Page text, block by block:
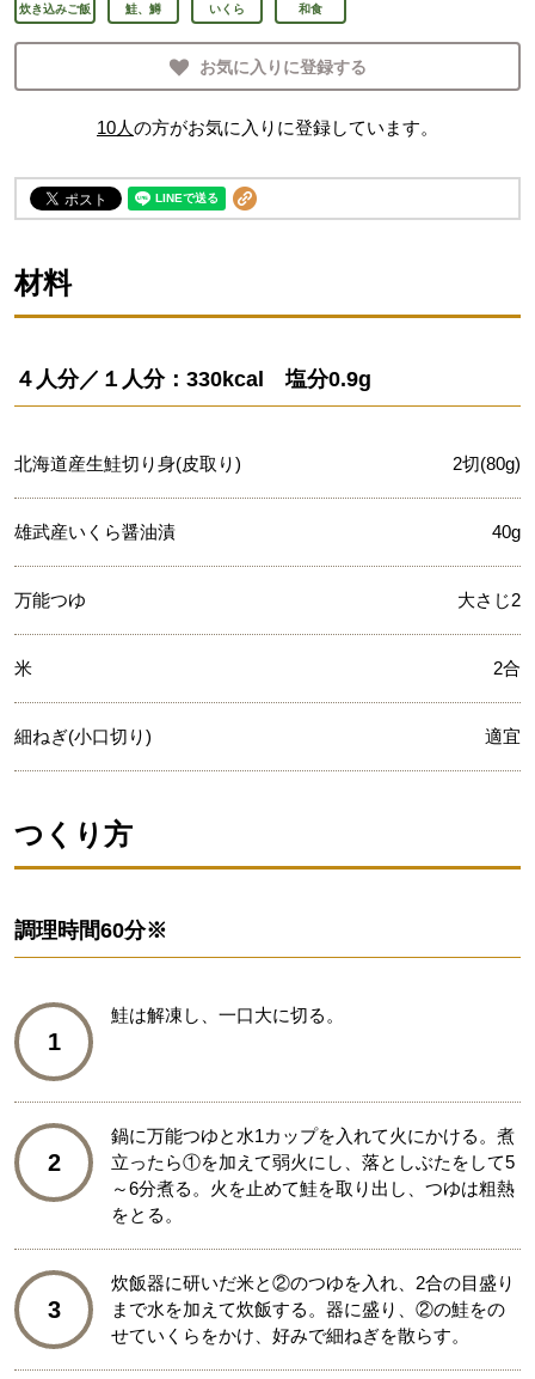
炊き込みご飯 鮭、鱒 いくら 和食
お気に入りに登録する
10人の方がお気に入りに登録しています。
材料
４人分／１人分：330kcal 塩分0.9g
北海道産生鮭切り身(皮取り) 2切(80g)
雄武産いくら醤油漬 40g
万能つゆ 大さじ2
米 2合
細ねぎ(小口切り) 適宜
つくり方
調理時間60分※
1
鮭は解凍し、一口大に切る。
2
鍋に万能つゆと水1カップを入れて火にかける。煮
立ったら①を加えて弱火にし、落としぶたをして5
～6分煮る。火を止めて鮭を取り出し、つゆは粗熱
をとる。
3
炊飯器に研いだ米と②のつゆを入れ、2合の目盛り
まで水を加えて炊飯する。器に盛り、②の鮭をの
せていくらをかけ、好みで細ねぎを散らす。